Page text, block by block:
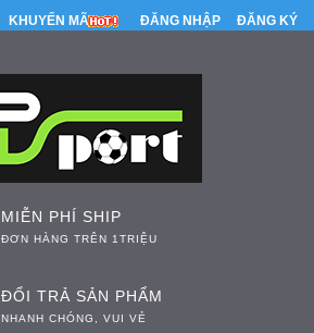
KHUYẾN MÃI ĐĂNG NHẬP ĐĂNG KÝ
MIỄN PHÍ SHIP
ĐƠN HÀNG TRÊN 1TRIỆU
ĐỔI TRẢ SẢN PHẨM
NHANH CHÓNG, VUI VẺ